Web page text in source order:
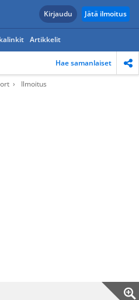
Kirjaudu Jätä ilmoitus
Artikkelit
Hae samanlaiset
Ilmoitus